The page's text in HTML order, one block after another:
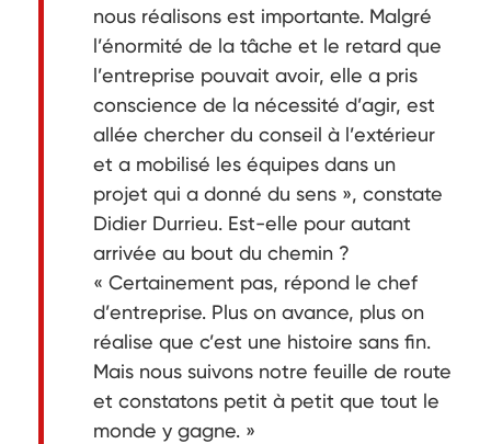
nous réalisons est importante. Malgré
l’énormité de la tâche et le retard que
l’entreprise pouvait avoir, elle a pris
conscience de la nécessité d’agir, est
allée chercher du conseil à l’extérieur
et a mobilisé les équipes dans un
projet qui a donné du sens », constate
Didier Durrieu. Est-elle pour autant
arrivée au bout du chemin ?
« Certainement pas, répond le chef
d’entreprise. Plus on avance, plus on
réalise que c’est une histoire sans fin.
Mais nous suivons notre feuille de route
et constatons petit à petit que tout le
monde y gagne. »